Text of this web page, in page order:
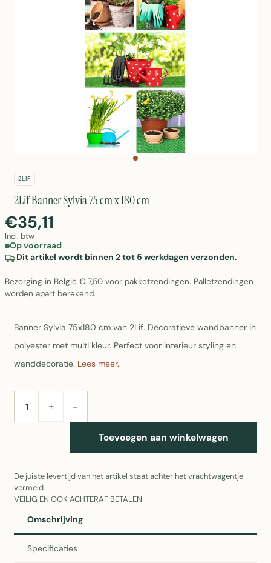
2LIF
2Lif Banner Sylvia 75 cm x 180 cm
€35,11
Incl. btw
Op voorraad
Dit artikel wordt binnen 2 tot 5 werkdagen verzonden.
Bezorging in België € 7,50 voor pakketzendingen. Palletzendingen
worden apart berekend.
Banner Sylvia 75x180 cm van 2Lif. Decoratieve wandbanner in
polyester met multi kleur. Perfect voor interieur styling en
wanddecoratie. Lees meer..
AANTAL+ −
Toevoegen aan winkelwagen
De juiste levertijd van het artikel staat achter het vrachtwagentje
vermeld.
VEILIG EN OOK ACHTERAF BETALEN
Omschrijving
Specificaties